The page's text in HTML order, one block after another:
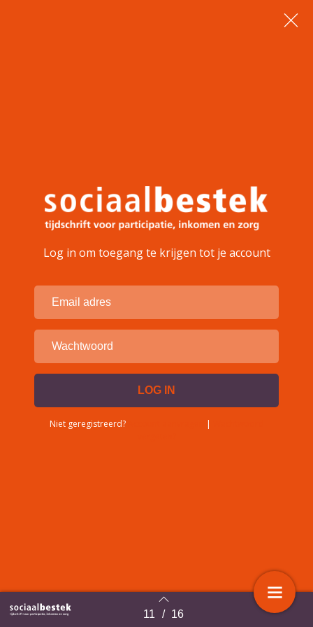
Terug naar overzicht 11 / 16
Log in om toegang te krijgen tot je account
Niet geregistreerd? |